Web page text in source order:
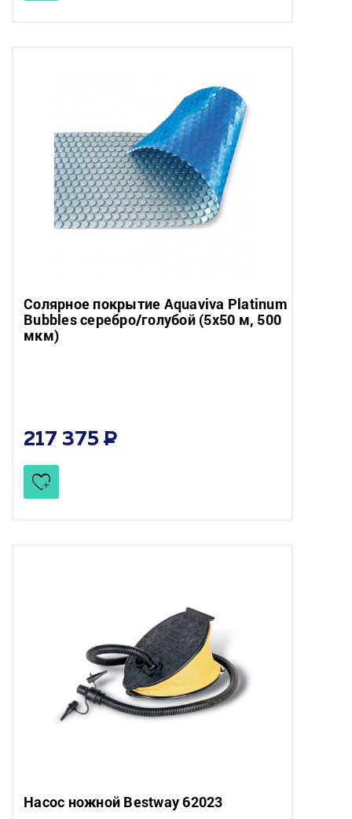
Солярное покрытие Aquaviva Platinum
Bubbles серебро/голубой (5х50 м, 500
мкм)
217 375
Насос ножной Bestway 62023